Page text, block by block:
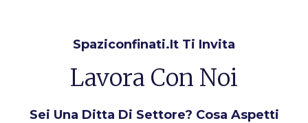
Spaziconfinati.it Ti Invita
Lavora Con Noi
Sei Una Ditta Di Settore? Cosa Aspetti